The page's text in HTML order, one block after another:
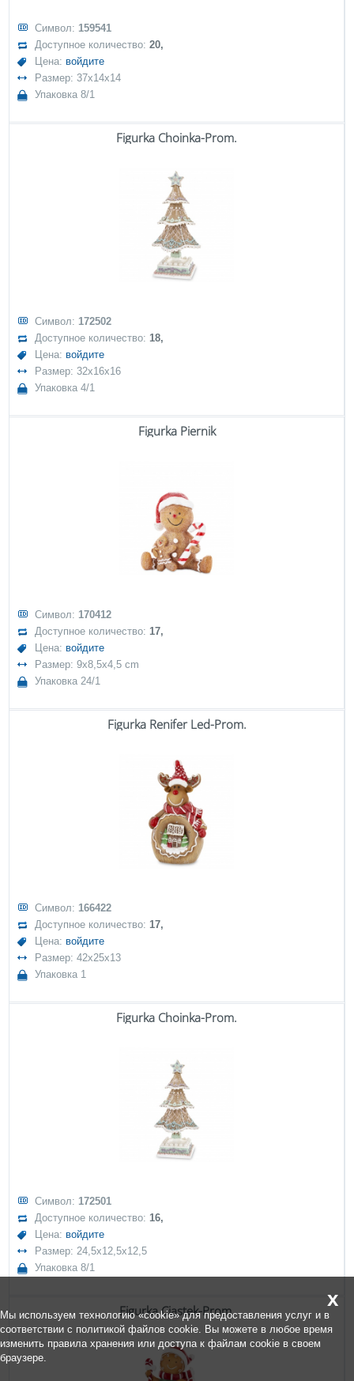
Символ: 159541
Доступное количество:20,
Цена: войдите
Размер: 37x14x14
Упаковка 8/1
Figurka Choinka-Prom.
Символ: 172502
Доступное количество:18,
Цена: войдите
Размер: 32x16x16
Упаковка 4/1
Figurka Piernik
Символ: 170412
Доступное количество:17,
Цена: войдите
Размер: 9x8,5x4,5 cm
Упаковка 24/1
Figurka Renifer Led-Prom.
Символ: 166422
Доступное количество:17,
Цена: войдите
Размер: 42x25x13
Упаковка 1
Figurka Choinka-Prom.
Символ: 172501
Доступное количество:16,
Цена: войдите
Размер: 24,5x12,5x12,5
Упаковка 8/1
Figurka Ciastek-Prom. x
Мы используем технологию «cookie» для предоставления услуг и в
соответствии с политикой файлов cookie. Вы можете в любое время
изменить правила хранения или доступа к файлам cookie в своем
браузере.